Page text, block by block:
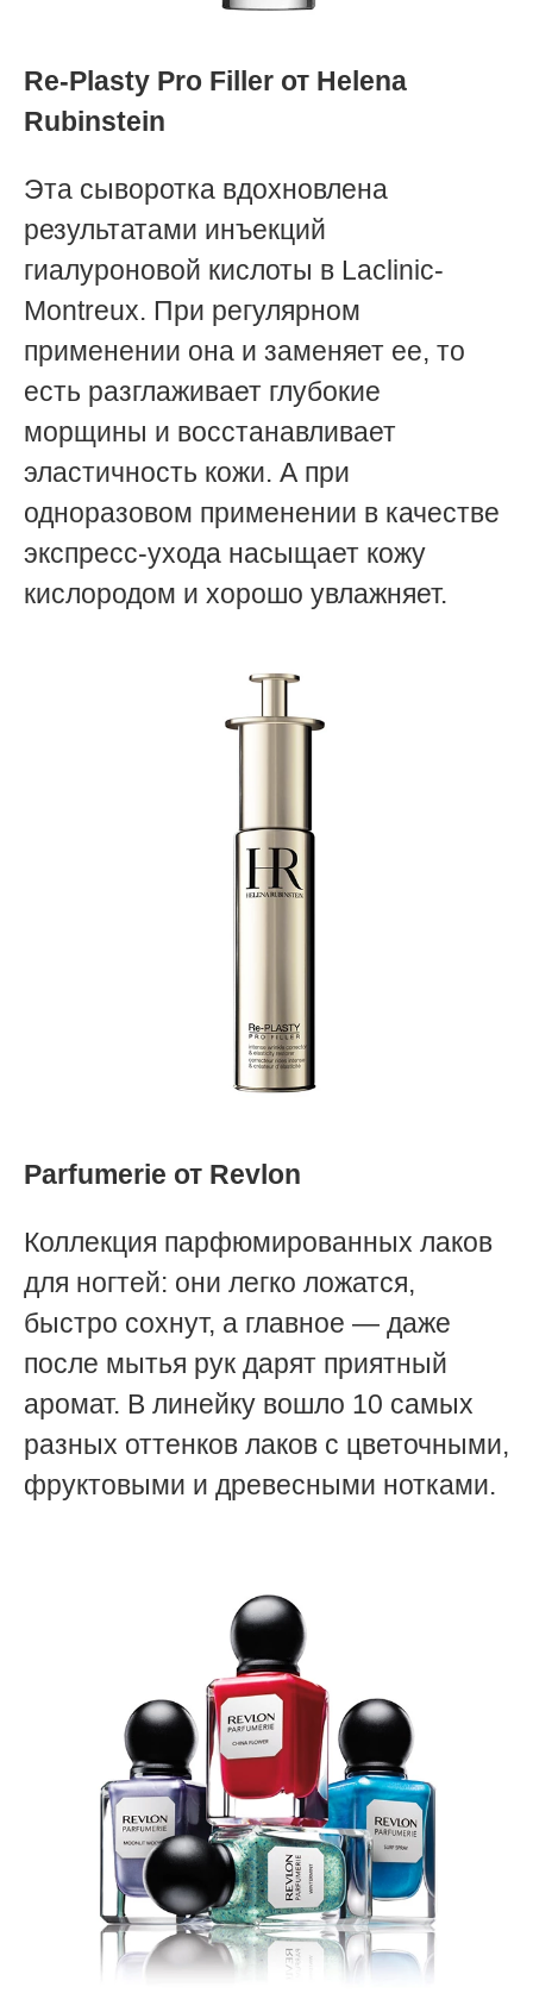
Re-Plasty Pro Filler от Helena
Rubinstein
Эта сыворотка вдохновлена
результатами инъекций
гиалуроновой кислоты в Laclinic-
Montreux. При регулярном
применении она и заменяет ее, то
есть разглаживает глубокие
морщины и восстанавливает
эластичность кожи. А при
одноразовом применении в качестве
экспресс-ухода насыщает кожу
кислородом и хорошо увлажняет.
Parfumerie от Revlon
Коллекция парфюмированных лаков
для ногтей: они легко ложатся,
быстро сохнут, а главное — даже
после мытья рук дарят приятный
аромат. В линейку вошло 10 самых
разных оттенков лаков с цветочными,
фруктовыми и древесными нотками.